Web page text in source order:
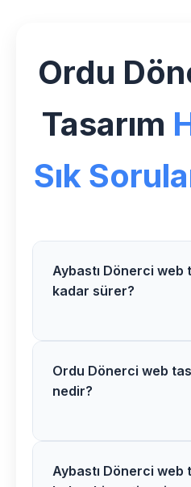
Ordu
Tasarım
Sık
Aybastı Dönerci web
kadar sürer?
Aybastı
tasarım projelerimiz
alabilirsiniz.
Ordu Dönerci web
nedir?
Ordu bölgesinde
Aybastı Dönerci web